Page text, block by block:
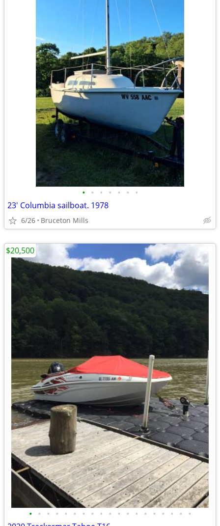
• • • • • • •
23' Columbia sailboat. 1978
6/26 Bruceton Mills
• • • • • • • • • • • • • • • • • • •
$20,500